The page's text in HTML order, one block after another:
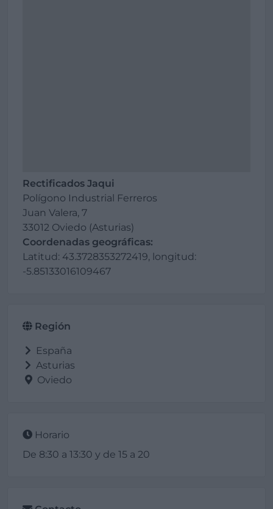
Rectificados Jaqui
Polígono Industrial Ferreros
Juan Valera, 7
33012 Oviedo (Asturias)
Coordenadas geográficas:
Latitud: 43.3728353272419, longitud:
-5.85133016109467
Región
España
Asturias
Oviedo
Horario
De 8:30 a 13:30 y de 15 a 20